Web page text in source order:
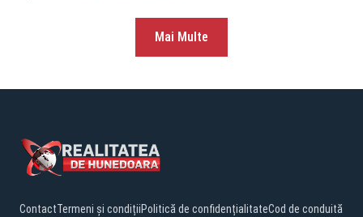
Mai Multe
ContactTermeni și condițiiPolitică de confidențialitateCod de conduită